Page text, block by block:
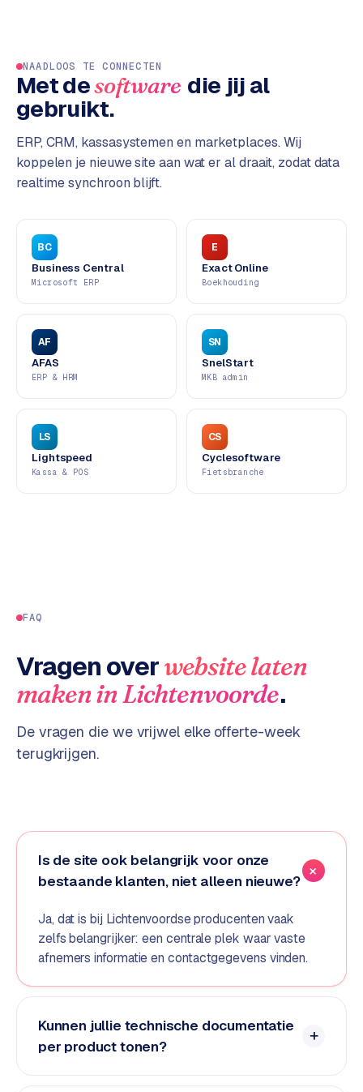
k
b
u
i
l
d
i
G
o
o
g
l
e
A
d
s
G
o
o
g
i
b
e
s
e
d
S
c
i
l
m
e
i
a
C
o
NAADLOOS TE CONNECTEN
Met desoftware die jij al
gebruikt.
ERP, CRM, kassasystemen en marketplaces. Wij
koppelen je nieuwe site aan wat er al draait, zodat data
realtime synchroon blijft.
BC
Business Central
Microsoft ERP
E
Exact Online
Boekhouding
AF
AFAS
ERP & HRM
SN
SnelStart
MKB admin
LS
Lightspeed
Kassa & POS
CS
Cyclesoftware
Fietsbranche
FAQ
Vragen overwebsite laten
makeninLichtenvoorde.
De vragen die we vrijwel elke offerte-week
terugkrijgen.
Is de site ook belangrijk voor onze
bestaande klanten, niet alleen nieuwe?
Ja, dat is bij Lichtenvoordse producenten vaak
zelfs belangrijker: een centrale plek waar vaste
afnemers informatie en contactgegevens vinden.
Kunnen jullie technische documentatie
per product tonen?